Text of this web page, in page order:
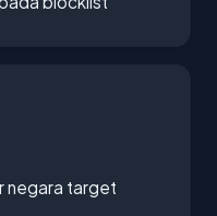
negara target